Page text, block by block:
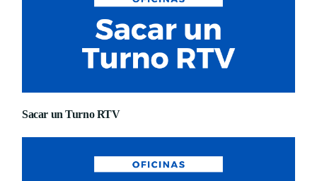
Sacar un Turno RTV